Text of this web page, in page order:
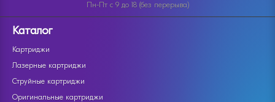
Пн-Пт с 9 до 18 (без перерыва)
Каталог
Картриджи
Лазерные картриджи
Струйные картриджи
Оригинальные картриджи